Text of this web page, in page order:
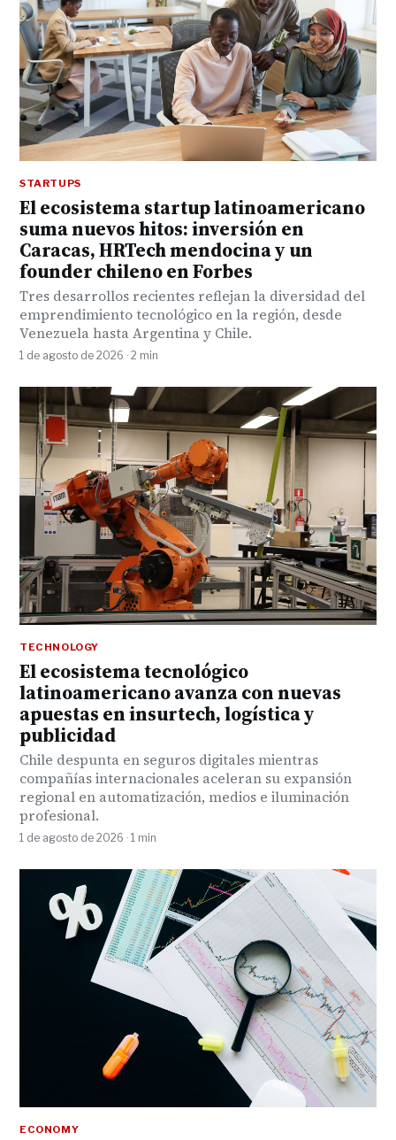
STARTUPS
El ecosistema startup latinoamericano
suma nuevos hitos: inversión en
Caracas, HRTech mendocina y un
founder chileno en Forbes
Tres desarrollos recientes reflejan la diversidad del
emprendimiento tecnológico en la región, desde
Venezuela hasta Argentina y Chile.
1 de agosto de 2026 · 2 min
TECHNOLOGY
El ecosistema tecnológico
latinoamericano avanza con nuevas
apuestas en insurtech, logística y
publicidad
Chile despunta en seguros digitales mientras
compañías internacionales aceleran su expansión
regional en automatización, medios e iluminación
profesional.
1 de agosto de 2026 · 1 min
ECONOMY